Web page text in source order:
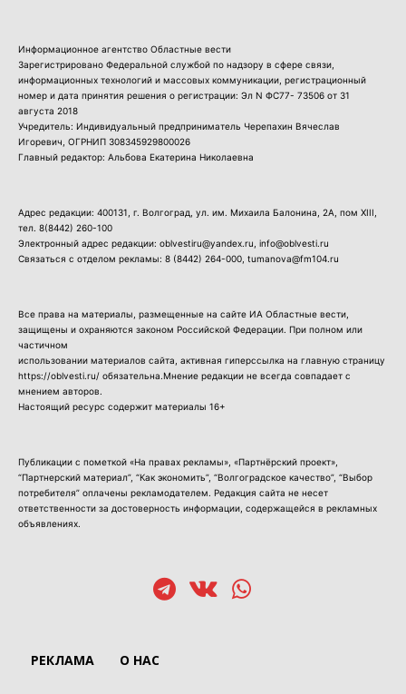
Информационное агентство Областные вести
Зарегистрировано Федеральной службой по надзору в сфере связи,
информационных технологий и массовых коммуникации, регистрационный
номер и дата принятия решения о регистрации: Эл N ФС77- 73506 от 31
августа 2018
Учредитель: Индивидуальный предприниматель Черепахин Вячеслав
Игоревич, ОГРНИП 308345929800026
Главный редактор: Альбова Екатерина Николаевна
Адрес редакции: 400131, г. Волгоград, ул. им. Михаила Балонина, 2А, пом XIII,
тел. 8(8442) 260-100
Электронный адрес редакции: oblvestiru@yandex.ru, info@oblvesti.ru
Связаться с отделом рекламы: 8 (8442) 264-000 , tumanova@fm104.ru
Все права на материалы, размещенные на сайте ИА Областные вести,
защищены и охраняются законом Российской Федерации. При полном или
частичном
использовании материалов сайта, активная гиперссылка на главную страницу
https://oblvesti.ru/ обязательна.Мнение редакции не всегда совпадает с
мнением авторов.
Настоящий ресурс содержит материалы 16+
Публикации с пометкой «На правах рекламы», «Партнёрский проект»,
“Партнерский материал”, “Как экономить”, “Волгоградское качество”, “Выбор
потребителя” оплачены рекламодателем. Редакция сайта не несет
ответственности за достоверность информации, содержащейся в рекламных
объявлениях.
РЕКЛАМА О НАС